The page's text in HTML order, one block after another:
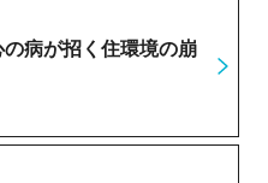
病が招く住環境の崩